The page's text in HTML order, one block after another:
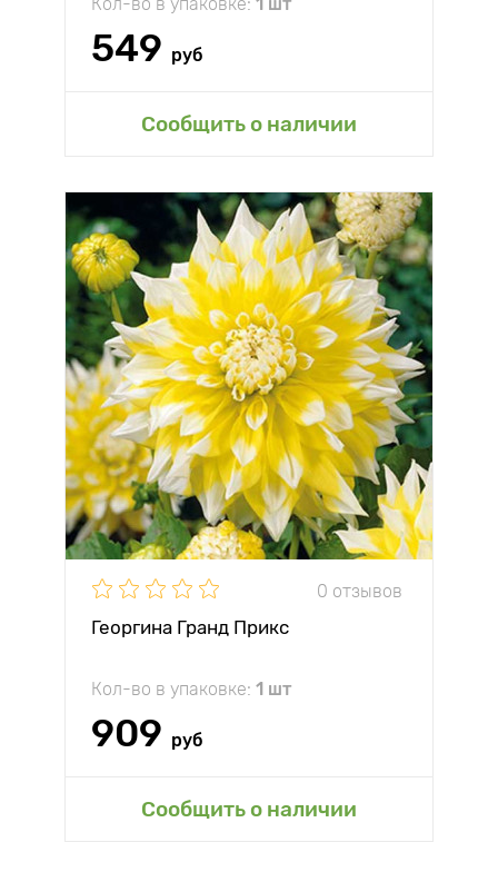
549 руб
Сообщить о наличии
0 отзывов
Георгина Гранд Прикс
Кол-во в упаковке: 1 шт
909 руб
Сообщить о наличии